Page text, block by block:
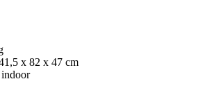
x 82 x 47 cm
indoor